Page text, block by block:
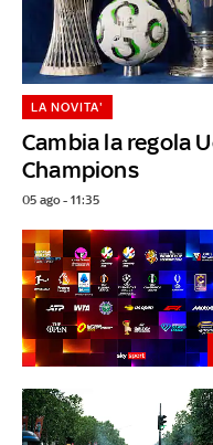
Cambia la regola
Champions
LA NOVITA'
05 ago - 11:35